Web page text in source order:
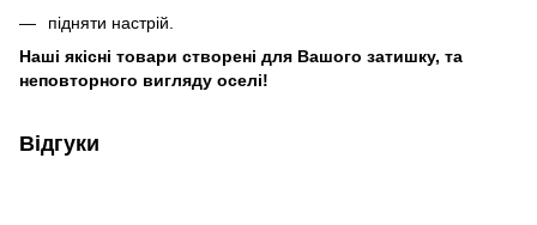
підняти настрій.
Наші якісні товари створені для Вашого затишку, та
неповторного вигляду оселі!
Відгуки